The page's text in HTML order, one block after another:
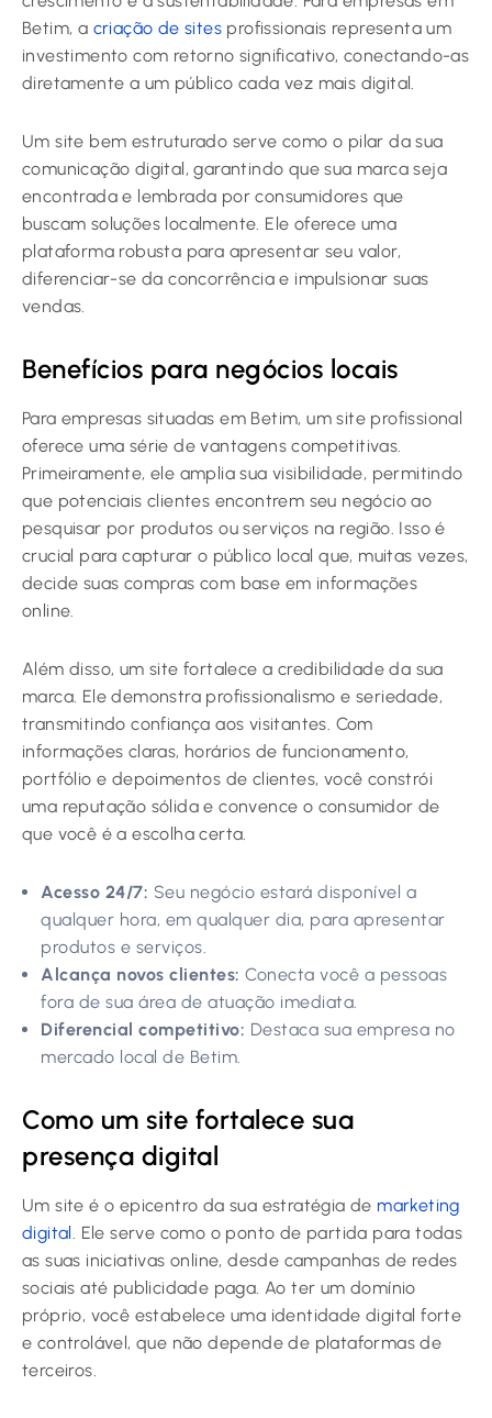
Betim, a criação de sites profissionais representa um
investimento com retorno significativo, conectando-as
diretamente a um público cada vez mais digital.
Um site bem estruturado serve como o pilar da sua
comunicação digital, garantindo que sua marca seja
encontrada e lembrada por consumidores que
buscam soluções localmente. Ele oferece uma
plataforma robusta para apresentar seu valor,
diferenciar-se da concorrência e impulsionar suas
vendas.
Benefícios para negócios locais
Para empresas situadas em Betim, um site profissional
oferece uma série de vantagens competitivas.
Primeiramente, ele amplia sua visibilidade, permitindo
que potenciais clientes encontrem seu negócio ao
pesquisar por produtos ou serviços na região. Isso é
crucial para capturar o público local que, muitas vezes,
decide suas compras com base em informações
online.
Além disso, um site fortalece a credibilidade da sua
marca. Ele demonstra profissionalismo e seriedade,
transmitindo confiança aos visitantes. Com
informações claras, horários de funcionamento,
portfólio e depoimentos de clientes, você constrói
uma reputação sólida e convence o consumidor de
que você é a escolha certa.
Acesso 24/7: Seu negócio estará disponível a
qualquer hora, em qualquer dia, para apresentar
produtos e serviços.
Alcança novos clientes: Conecta você a pessoas
fora de sua área de atuação imediata.
Diferencial competitivo: Destaca sua empresa no
mercado local de Betim.
Como um site fortalece sua
presença digital
Um site é o epicentro da sua estratégia de marketing
digital . Ele serve como o ponto de partida para todas
as suas iniciativas online, desde campanhas de redes
sociais até publicidade paga. Ao ter um domínio
próprio, você estabelece uma identidade digital forte
e controlável, que não depende de plataformas de
terceiros.